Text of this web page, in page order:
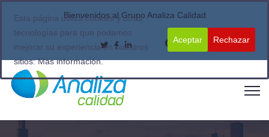
Bienvenidos al Grupo Analiza Calidad
Esta página utiliza cookies y otras
tecnologías para que podamos
mejorar su experiencia en nuestros
sitios:Más información.
Aceptar Rechazar